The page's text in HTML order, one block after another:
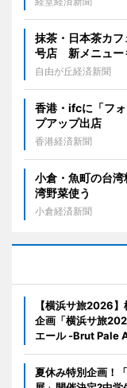
抹茶・日本茶カ
号店 新メニュー
自由が丘経済新聞
香港・ifcに「フ
プアップ出店
香港経済新聞
小倉・魚町の台
湾野菜使う
小倉経済新聞
【横浜サ旅2026
企画「横浜サ旅
エール -Brut Pale
夏休み特別企画！